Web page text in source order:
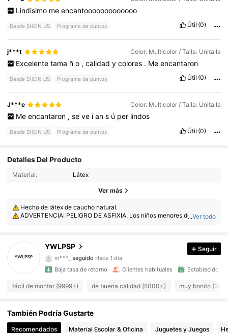
Lindisimo me encantooooooooooooo
Desde SHEIN US Programa de puntos Útil (0)
j***t Color: Multicolor / Talla: Unitalla
Excelente tama ñ o , calidad y colores . Me encantaron
Desde SHEIN US Programa de puntos Útil (0)
J***e Color: Multicolor / Talla: Unitalla
Me encantaron , se ve ían s ú per lindos
Desde SHEIN US Programa de puntos Útil (0)
Detalles Del Producto
Material: Látex
Ver más
Hecho de látex de caucho natural.
ADVERTENCIA: PELIGRO DE ASFIXIA. Los niños menores de 8 años
...Ver todo
YWLPSP
3.8K Seguidores
4.91 3.8K Seguidores
4.91
m***_ seguido Hace 1 día
4.91
3.8K Seguidores
4.91 3.8K Seguidores
4.91 3.8K Seguidores
Seguir
Baja tasa de retorno Clientes habituales Establecido
fácil de montar (9999+) de buena calidad (5000+) muy bonito
También Podría Gustarte
Recomendados Material Escolar & Oficina Juguetes y Juegos